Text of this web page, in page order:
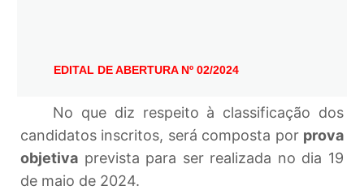
EDITAL DE ABERTURA Nº 02/2024
No que diz respeito à classificação dos
candidatos inscritos, será composta por prova
objetiva prevista para ser realizada no dia 19
de maio de 2024.